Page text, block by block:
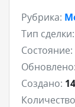
Рубрика:
Тип сделки:
Состояние:
Обновлено:
Создано: